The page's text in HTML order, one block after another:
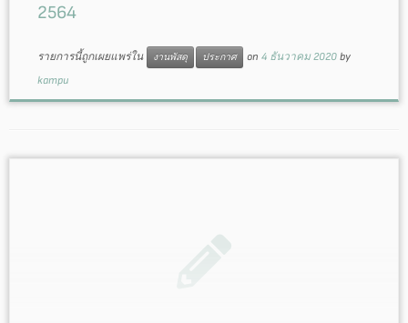
2564
รายการนี้ถูกเผยแพร่ใน งานพัสดุ ประกาศ on 4 ธันวาคม 2020 by
kampu